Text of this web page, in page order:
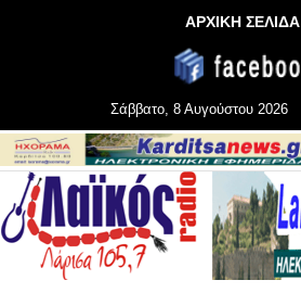
ΑΡΧΙΚΗ ΣΕΛΙΔΑ
Σάββατο, 8 Αυγούστου 2026